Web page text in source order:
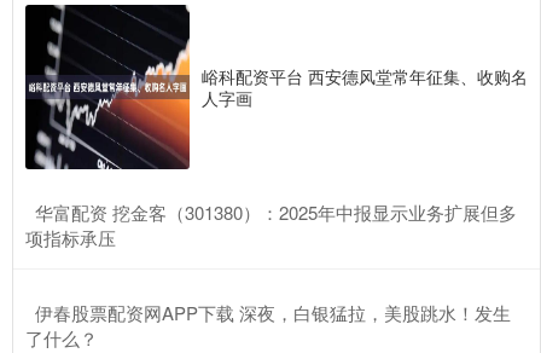
峪科配资平台 西安德风堂常年征集、收购名
人字画
​华富配资 挖金客（301380）：2025年中报显示业务扩展但多
项指标承压
​伊春股票配资网APP下载 深夜，白银猛拉，美股跳水！发生
了什么？